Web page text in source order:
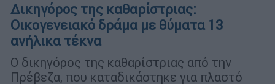
Δικηγόρος της καθαρίστριας:
Οικογενειακό δράμα με θύματα 13
ανήλικα τέκνα
Ο δικηγόρος της καθαρίστριας από την
Πρέβεζα, που καταδικάστηκε για πλαστό